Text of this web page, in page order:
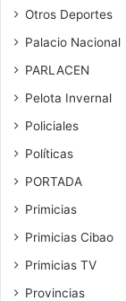
Otros Deportes
Palacio Nacional
PARLACEN
Pelota Invernal
Policiales
Políticas
PORTADA
Primicias
Primicias Cibao
Primicias TV
Provincias